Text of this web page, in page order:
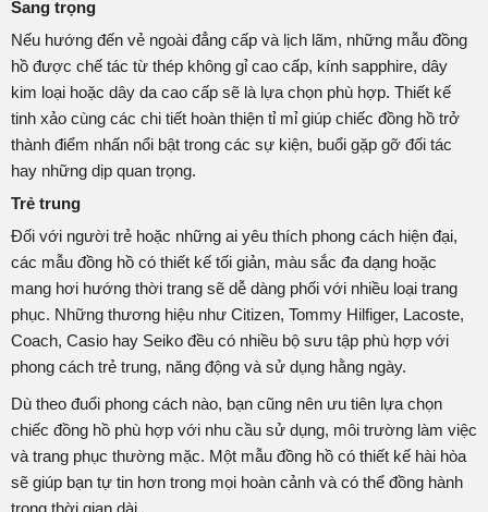
Sang trọng
Nếu hướng đến vẻ ngoài đẳng cấp và lịch lãm, những mẫu đồng
hồ được chế tác từ thép không gỉ cao cấp, kính sapphire, dây
kim loại hoặc dây da cao cấp sẽ là lựa chọn phù hợp. Thiết kế
tinh xảo cùng các chi tiết hoàn thiện tỉ mỉ giúp chiếc đồng hồ trở
thành điểm nhấn nổi bật trong các sự kiện, buổi gặp gỡ đối tác
hay những dịp quan trọng.
Trẻ trung
Đối với người trẻ hoặc những ai yêu thích phong cách hiện đại,
các mẫu đồng hồ có thiết kế tối giản, màu sắc đa dạng hoặc
mang hơi hướng thời trang sẽ dễ dàng phối với nhiều loại trang
phục. Những thương hiệu như Citizen, Tommy Hilfiger, Lacoste,
Coach, Casio hay Seiko đều có nhiều bộ sưu tập phù hợp với
phong cách trẻ trung, năng động và sử dụng hằng ngày.
Dù theo đuổi phong cách nào, bạn cũng nên ưu tiên lựa chọn
chiếc đồng hồ phù hợp với nhu cầu sử dụng, môi trường làm việc
và trang phục thường mặc. Một mẫu đồng hồ có thiết kế hài hòa
sẽ giúp bạn tự tin hơn trong mọi hoàn cảnh và có thể đồng hành
trong thời gian dài.